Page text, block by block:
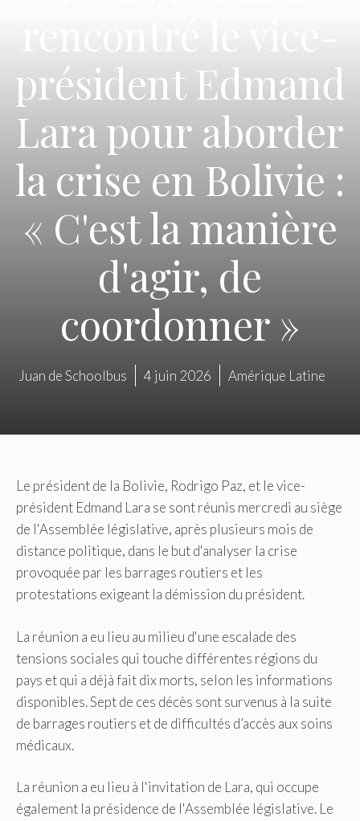
président Edmand
Lara pour aborder
la crise en Bolivie :
« C'est la manière
d'agir, de
coordonner »
Juan de Schoolbus 4 juin 2026 Amérique Latine
Le président de la Bolivie, Rodrigo Paz, et le vice-
président Edmand Lara se sont réunis mercredi au siège
de l'Assemblée législative, après plusieurs mois de
distance politique, dans le but d'analyser la crise
provoquée par les barrages routiers et les
protestations exigeant la démission du président.
La réunion a eu lieu au milieu d'une escalade des
tensions sociales qui touche différentes régions du
pays et qui a déjà fait dix morts, selon les informations
disponibles. Sept de ces décès sont survenus à la suite
de barrages routiers et de difficultés d’accès aux soins
médicaux.
La réunion a eu lieu à l'invitation de Lara, qui occupe
également la présidence de l'Assemblée législative. Le